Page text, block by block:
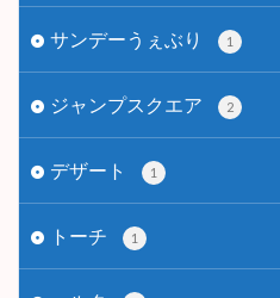
サンデーうぇぶり 1
ジャンプスクエア 2
デザート 1
トーチ 1